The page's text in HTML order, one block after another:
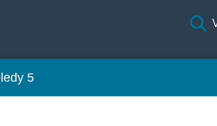
5